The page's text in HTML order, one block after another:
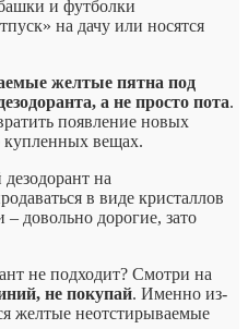
и футболки
на дачу или носятся
желтые пятна под
а не просто пота.
появление новых
купленных вещах.
на
в виде кристаллов
довольно дорогие, зато
не подходит? Смотри на
не покупай. Именно из-
желтые неотстирываемые